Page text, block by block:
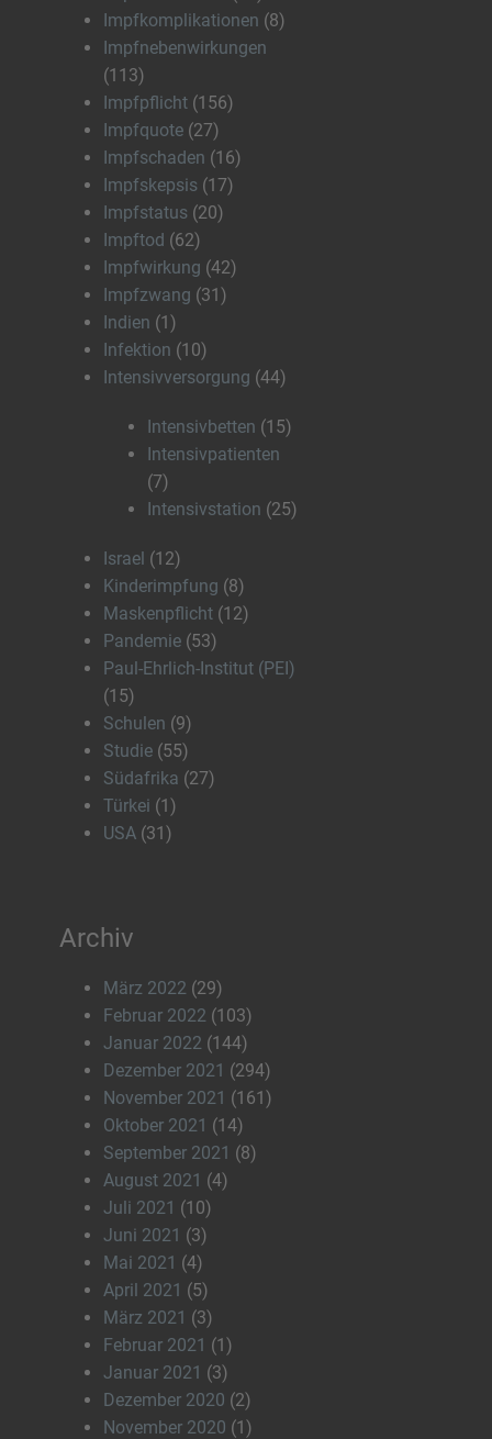
Impfkomplikationen (8)
Impfnebenwirkungen
(113)
Impfpflicht (156)
Impfquote (27)
Impfschaden (16)
Impfskepsis (17)
Impfstatus (20)
Impftod (62)
Impfwirkung (42)
Impfzwang (31)
Indien (1)
Infektion (10)
Intensivversorgung (44)
Intensivbetten (15)
Intensivpatienten
(7)
Intensivstation (25)
Israel (12)
Kinderimpfung (8)
Maskenpflicht (12)
Pandemie (53)
Paul-Ehrlich-Institut (PEI)
(15)
Schulen (9)
Studie (55)
Südafrika (27)
Türkei (1)
USA (31)
Archiv
März 2022 (29)
Februar 2022 (103)
Januar 2022 (144)
Dezember 2021 (294)
November 2021 (161)
Oktober 2021 (14)
September 2021 (8)
August 2021 (4)
Juli 2021 (10)
Juni 2021 (3)
Mai 2021 (4)
April 2021 (5)
März 2021 (3)
Februar 2021 (1)
Januar 2021 (3)
Dezember 2020 (2)
November 2020 (1)